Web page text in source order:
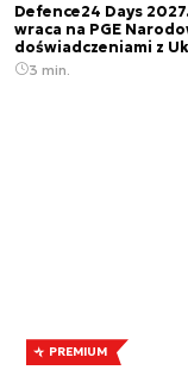
Defence24 Days
wraca na PGE
doświadczeniami z
3 min.
PREMIUM